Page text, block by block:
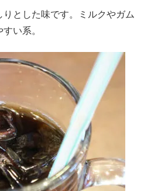
とした味です。ミルクやガム
い系。